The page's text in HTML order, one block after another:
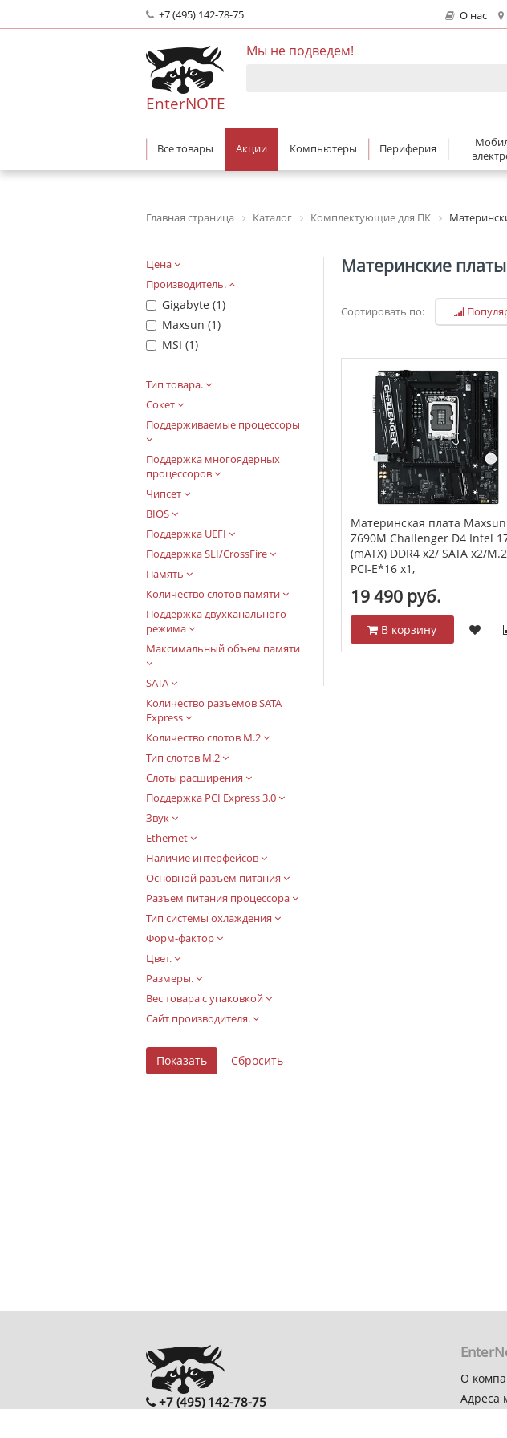
+7 (495) 142-78-75 О нас
EnterNOTE
Мы не подведем!
Все товары Акции Компьютеры Периферия
Главная страница Каталог Комплектующие для ПК
Цена
Производитель.
Gigabyte (1)
Maxsun (1)
MSI (1)
Тип товара.
Сокет
Поддерживаемые процессоры
Поддержка многоядерных
процессоров
Чипсет
BIOS
Поддержка UEFI
Поддержка SLI/CrossFire
Память
Количество слотов памяти
Поддержка двухканального
режима
Максимальный объем памяти
SATA
Количество разъемов SATA
Express
Количество слотов M.2
Тип слотов M.2
Слоты расширения
Поддержка PCI Express 3.0
Звук
Ethernet
Наличие интерфейсов
Основной разъем питания
Разъем питания процессора
Тип системы охлаждения
Форм-фактор
Цвет.
Размеры.
Вес товара с упаковкой
Сайт производителя.
Материнские платы
Сортировать по:
Материнская плата Maxsun
Z690M Challenger D4 Intel
(mATX) DDR4 x2/ SATA x2/
PCI-E*16 x1,
19 490 руб.
В корзину
+7 (495) 142-78-75
О
Адреса